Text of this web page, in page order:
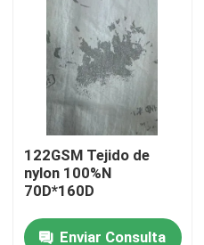
122GSM Tejido de
nylon 100%N
70D*160D
Enviar Consulta